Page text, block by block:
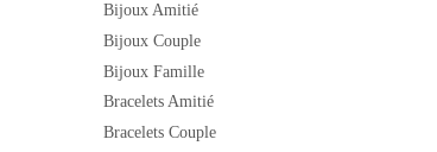
Bijoux Amitié
Bijoux Couple
Bijoux Famille
Bracelets Amitié
Bracelets Couple